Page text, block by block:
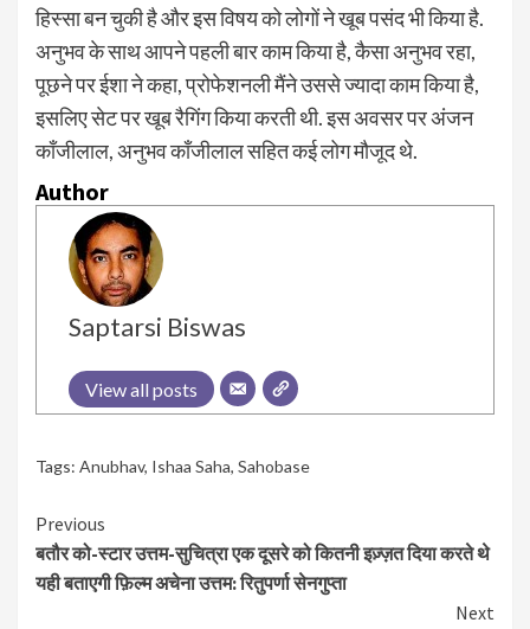
हिस्सा बन चुकी है और इस विषय को लोगों ने खूब पसंद भी किया है.
अनुभव के साथ आपने पहली बार काम किया है, कैसा अनुभव रहा,
पूछने पर ईशा ने कहा, प्रोफेशनली मैंने उससे ज्यादा काम किया है,
इसलिए सेट पर खूब रैगिंग किया करती थी. इस अवसर पर अंजन
काँजीलाल, अनुभव काँजीलाल सहित कई लोग मौजूद थे.
Author
Saptarsi Biswas
View all posts
Tags: Anubhav, Ishaa Saha, Sahobase
Continue
Reading
Previous
बतौर को-स्टार उत्तम-सुचित्रा एक दूसरे को कितनी इज़्ज़त दिया करते थे
यही बताएगी फ़िल्म अचेना उत्तम: रितुपर्णा सेनगुप्ता
Next